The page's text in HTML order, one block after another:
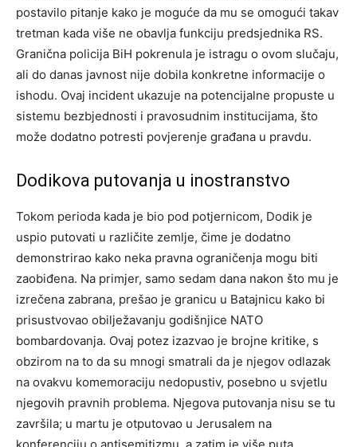
postavilo pitanje kako je moguće da mu se omogući takav
tretman kada više ne obavlja funkciju predsjednika RS.
Granična policija BiH pokrenula je istragu o ovom slučaju,
ali do danas javnost nije dobila konkretne informacije o
ishodu. Ovaj incident ukazuje na potencijalne propuste u
sistemu bezbjednosti i pravosudnim institucijama, što
može dodatno potresti povjerenje građana u pravdu.
Dodikova putovanja u inostranstvo
Tokom perioda kada je bio pod potjernicom, Dodik je
uspio putovati u različite zemlje, čime je dodatno
demonstrirao kako neka pravna ograničenja mogu biti
zaobiđena. Na primjer, samo sedam dana nakon što mu je
izrečena zabrana, prešao je granicu u Batajnicu kako bi
prisustvovao obilježavanju godišnjice NATO
bombardovanja. Ovaj potez izazvao je brojne kritike, s
obzirom na to da su mnogi smatrali da je njegov odlazak
na ovakvu komemoraciju nedopustiv, posebno u svjetlu
njegovih pravnih problema. Njegova putovanja nisu se tu
završila; u martu je otputovao u Jerusalem na